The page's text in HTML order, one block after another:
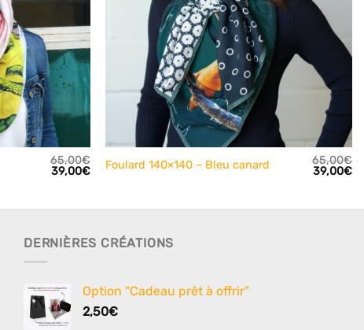
65,00€
Le
39,00€Le
Foulard 140×140 – Bleu canard 65,00€
Le
39,00€Le
DERNIÈRES CRÉATIONS
Option "Cadeau prêt à offrir"
2,50€